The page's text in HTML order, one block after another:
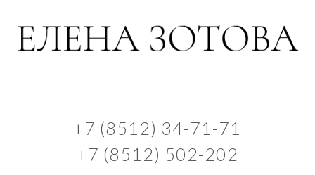
+7 (8512) 34-71-71
+7 (8512) 502-202